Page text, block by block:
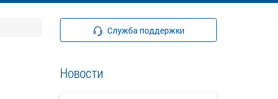
Служба поддержки
Новости